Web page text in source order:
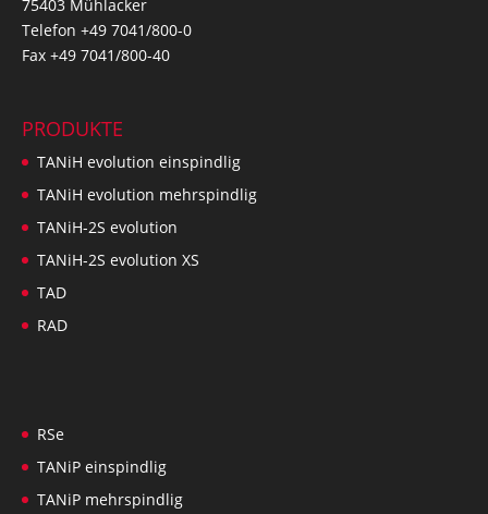
75403 Mühlacker
Telefon +49 7041/800-0
Fax +49 7041/800-40
PRODUKTE
TANiH evolution einspindlig
TANiH evolution mehrspindlig
TANiH-2S evolution
TANiH-2S evolution XS
TAD
RAD
RSe
TANiP einspindlig
TANiP mehrspindlig